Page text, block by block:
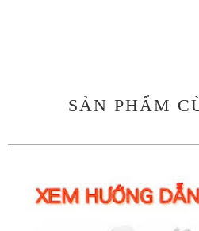
SẢN PHẨM